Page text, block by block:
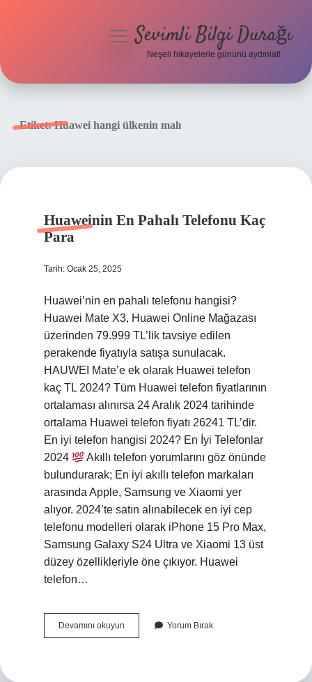
menüyüSevimli Bilgi Durağı
Neşeli hikayelerle gününü aydınlat!
Etiket:Huawei hangi ülkenin malı
Huaweinin En Pahalı Telefonu Kaç
Para
Tarih: Ocak 25, 2025
Huawei’nin en pahalı telefonu hangisi?
Huawei Mate X3, Huawei Online Mağazası
üzerinden 79.999 TL’lik tavsiye edilen
perakende fiyatıyla satışa sunulacak.
HAUWEI Mate’e ek olarak Huawei telefon
kaç TL 2024? Tüm Huawei telefon fiyatlarının
ortalaması alınırsa 24 Aralık 2024 tarihinde
ortalama Huawei telefon fiyatı 26241 TL’dir.
En iyi telefon hangisi 2024? En İyi Telefonlar
2024
Akıllı telefon yorumlarını göz önünde
bulundurarak; En iyi akıllı telefon markaları
arasında Apple, Samsung ve Xiaomi yer
alıyor. 2024’te satın alınabilecek en iyi cep
telefonu modelleri olarak iPhone 15 Pro Max,
Samsung Galaxy S24 Ultra ve Xiaomi 13 üst
düzey özellikleriyle öne çıkıyor. Huawei
telefon…
Devamını okuyun Huaweinin
En
Yorum Bırak